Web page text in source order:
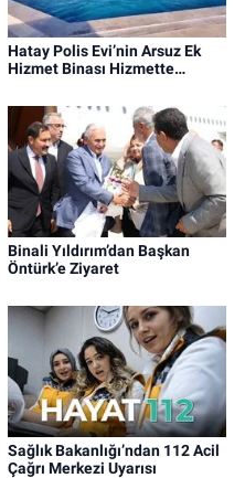
Hatay Polis Evi’nin Arsuz Ek
Hizmet Binası Hizmette…
Binali Yıldırım’dan Başkan
Öntürk’e Ziyaret
Sağlık Bakanlığı’ndan 112 Acil
Çağrı Merkezi Uyarısı